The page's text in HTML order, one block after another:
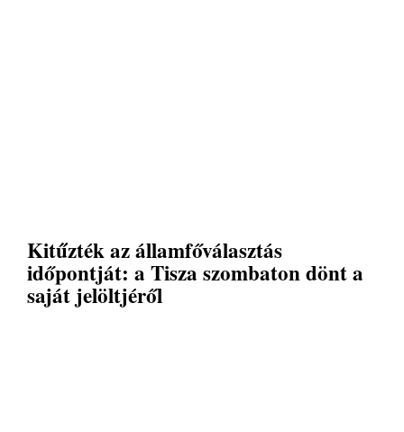
Kitűzték az államfőválasztás
időpontját: a Tisza szombaton dönt a
saját jelöltjéről